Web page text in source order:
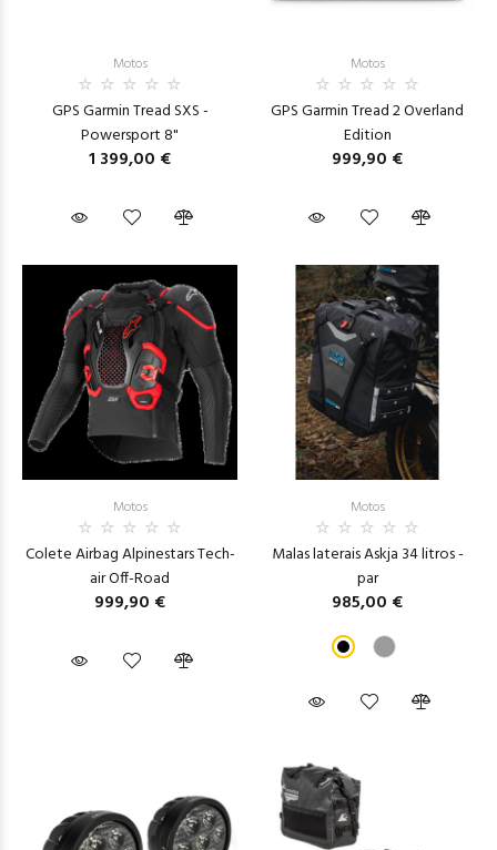
Motos
GPS Garmin Tread SXS -
Powersport 8"
1 399,00 €
Motos
GPS Garmin Tread 2 Overland
Edition
999,90 €
Motos
Colete Airbag Alpinestars Tech-
air Off-Road
999,90 €
Motos
Malas laterais Askja 34 litros -
par
985,00 €